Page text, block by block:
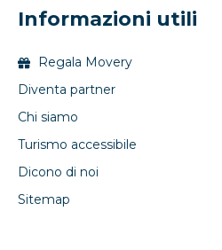
Informazioni utili
Regala Movery
Diventa partner
Chi siamo
Turismo accessibile
Dicono di noi
Sitemap